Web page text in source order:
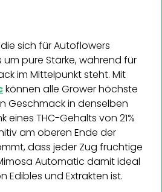
sich für Autoflowers
pure Stärke, während für
im Mittelpunkt steht. Mit
können alle Grower höchste
Geschmack in denselben
eines THC-Gehalts von 21%
am oberen Ende der
dass jeder Zug fruchtige
Automatic damit ideal
Edibles und Extrakten ist.